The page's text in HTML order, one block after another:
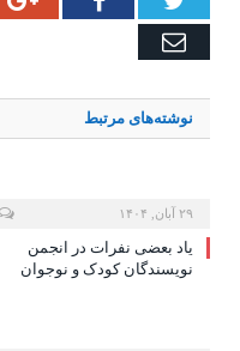
Email
نوشته‌های مرتبط
۲۹ آبان, ۱۴۰۴
یاد بعضی نفرات در انجمن
نویسندگان کودک و نوجوان